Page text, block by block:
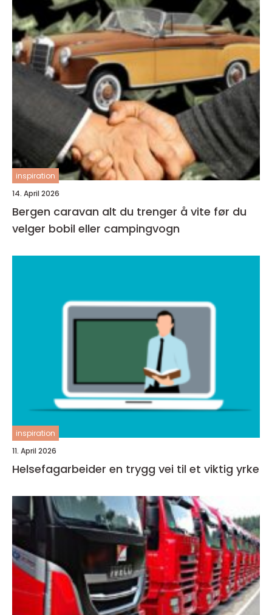
inspiration
14. April 2026
Bergen caravan alt du trenger å vite før du
velger bobil eller campingvogn
inspiration
11. April 2026
Helsefagarbeider en trygg vei til et viktig yrke